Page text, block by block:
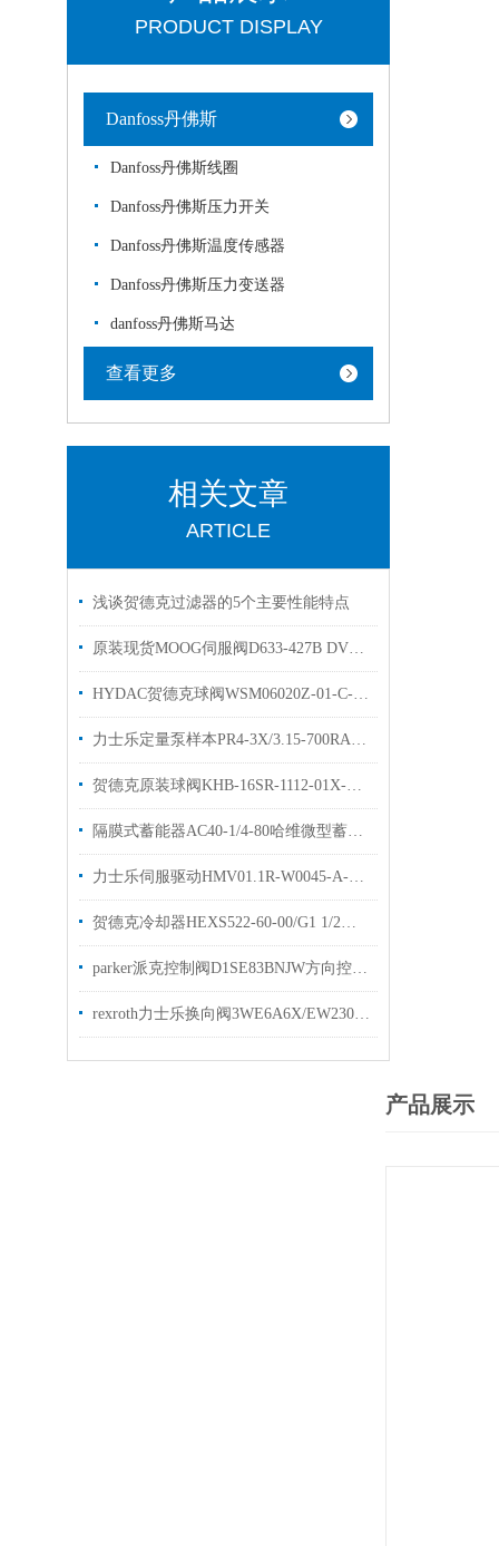
PRODUCT DISPLAY
Danfoss丹佛斯
Danfoss丹佛斯线圈
Danfoss丹佛斯压力开关
Danfoss丹佛斯温度传感器
Danfoss丹佛斯压力变送器
danfoss丹佛斯马达
查看更多
相关文章
ARTICLE
浅谈贺德克过滤器的5个主要性能特点
原装现货MOOG伺服阀D633-427B DVV伺服阀样本
HYDAC贺德克球阀WSM06020Z-01-C-N-24DG现货原装
力士乐定量泵样本PR4-3X/3.15-700RA技术参数优势出售
贺德克原装球阀KHB-16SR-1112-01X-A直销高压球阀KHB
隔膜式蓄能器AC40-1/4-80哈维微型蓄能器原装出售有现货
力士乐伺服驱动HMV01.1R-W0045-A-07技术参数
贺德克冷却器HEXS522-60-00/G1 1/2换热器3383910原装出售
parker派克控制阀D1SE83BNJW方向控制阀优势出售
rexroth力士乐换向阀3WE6A6X/EW230N9K4现货原装
产品展示